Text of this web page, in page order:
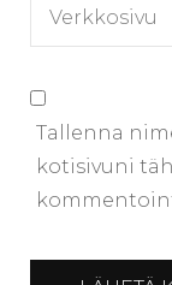
Tallenna
kotisivuni